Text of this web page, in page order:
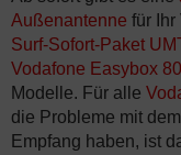
Außenantenne für Ihr
Surf-Sofort-Paket
Vodafone Easybox
Modelle. Für alle
die Probleme mit
Empfang haben, ist